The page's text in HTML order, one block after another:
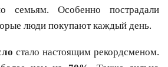
семьям. Особенно пострадали
люди покупают каждый день.
стало настоящим рекордсменом.